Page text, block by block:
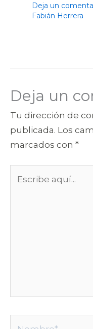
Deja un
Fabián Herrera
Deja un
Tu dirección de
publicada. Los
marcados con *